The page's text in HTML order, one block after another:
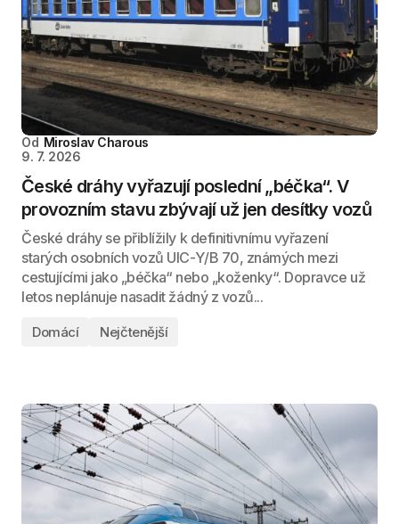
Od Miroslav Charous
9. 7. 2026
České dráhy vyřazují poslední „béčka“. V
provozním stavu zbývají už jen desítky vozů
České dráhy se přiblížily k definitivnímu vyřazení
starých osobních vozů UIC-Y/B 70, známých mezi
cestujícími jako „béčka“ nebo „koženky“. Dopravce už
letos neplánuje nasadit žádný z vozů...
Domácí Nejčtenější